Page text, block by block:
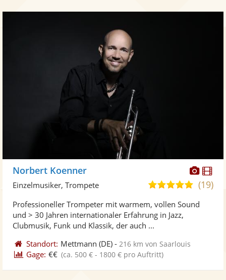
Norbert Koenner
5,0
5
(19)
Einzelmusiker, Trompete
Professioneller Trompeter mit warmem, vollen Sound
und > 30 Jahren internationaler Erfahrung in Jazz,
Clubmusik, Funk und Klassik, der auch ...
Standort: Mettmann (DE) - 216 km von Saarlouis
Gage: €€ (ca. 500 € - 1800 € pro Auftritt)